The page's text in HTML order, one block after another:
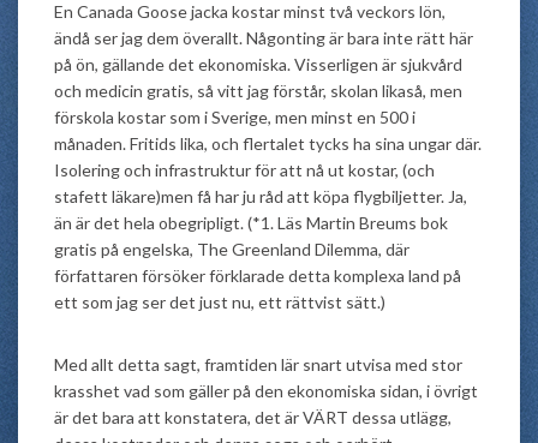
En Canada Goose jacka kostar minst två veckors lön,
ändå ser jag dem överallt. Någonting är bara inte rätt här
på ön, gällande det ekonomiska. Visserligen är sjukvård
och medicin gratis, så vitt jag förstår, skolan likaså, men
förskola kostar som i Sverige, men minst en 500 i
månaden. Fritids lika, och flertalet tycks ha sina ungar där.
Isolering och infrastruktur för att nå ut kostar, (och
stafett läkare)men få har ju råd att köpa flygbiljetter. Ja,
än är det hela obegripligt. (*1. Läs Martin Breums bok
gratis på engelska, The Greenland Dilemma, där
författaren försöker förklarade detta komplexa land på
ett som jag ser det just nu, ett rättvist sätt.)
Med allt detta sagt, framtiden lär snart utvisa med stor
krasshet vad som gäller på den ekonomiska sidan, i övrigt
är det bara att konstatera, det är VÄRT dessa utlägg,